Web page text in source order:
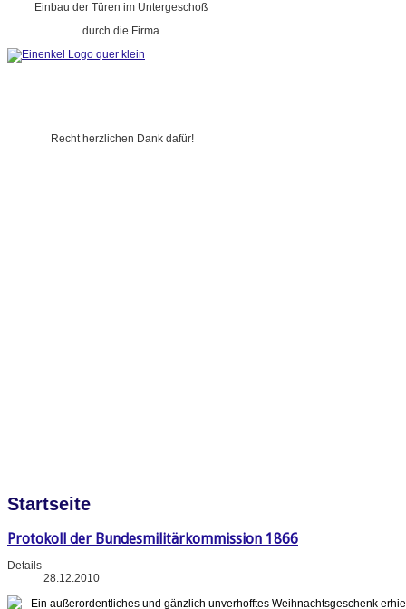
Einbau der Türen im Untergeschoß
durch die Firma
Recht herzlichen Dank dafür!
Startseite
Protokoll der Bundesmilitärkommission 1866
Details
28.12.2010
Ein außerordentliches und gänzlich unverhofftes Weihnachtsgeschenk